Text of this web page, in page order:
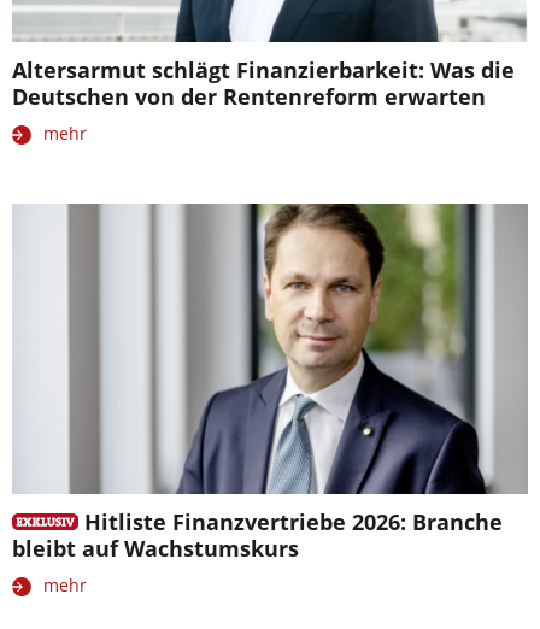
Altersarmut schlägt Finanzierbarkeit: Was die
Deutschen von der Rentenreform erwarten
mehr
Hitliste Finanzvertriebe 2026: Branche
bleibt auf Wachstumskurs
mehr